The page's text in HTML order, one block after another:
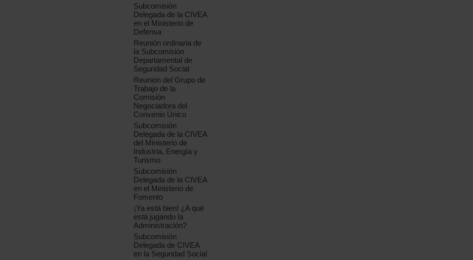
Subcomisión
Delegada de la CIVEA
en el Ministerio de
Defensa
Reunión ordinaria de
la Subcomisión
Departamental de
Seguridad Social
Reunión del Grupo de
Trabajo de la
Comisión
Negociadora del
Convenio Único
Subcomisión
Delegada de la CIVEA
del Ministerio de
Industria, Energía y
Turismo
Subcomisión
Delegada de la CIVEA
en el Ministerio de
Fomento
¡Ya está bien! ¿A qué
está jugando la
Administración?
Subcomisión
Delegada de CIVEA
en la Seguridad Social